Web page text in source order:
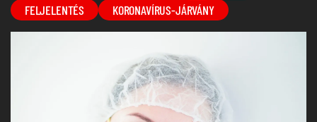
FELJELENTÉS
KORONAVÍRUS-JÁRVÁNY